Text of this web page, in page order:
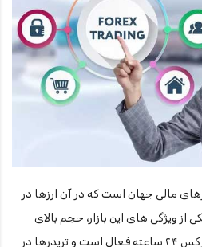
مالی جهان است که در آن ارزها در
از ویژگی های این بازار، حجم بالای
معاملات و پویایی است. بازار فارکس ۲۴ ساعته فعال است و تریدرها در